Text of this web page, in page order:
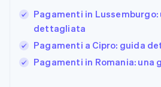
Pagamenti in Lussemburgo:
dettagliata
Pagamenti a Cipro: guida
Pagamenti in Romania:
Gibilterra
English
Grecia
English
India
English